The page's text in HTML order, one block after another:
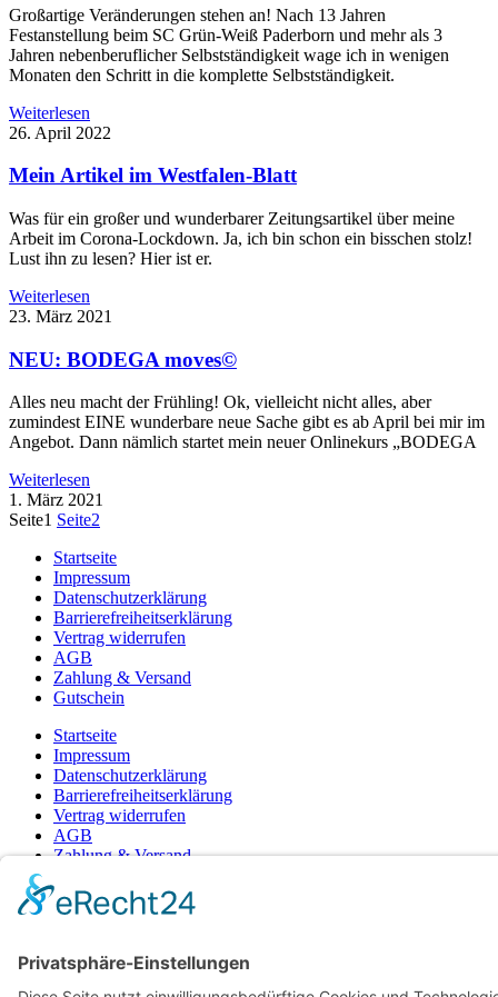
Großartige Veränderungen stehen an! Nach 13 Jahren
Festanstellung beim SC Grün-Weiß Paderborn und mehr als 3
Jahren nebenberuflicher Selbstständigkeit wage ich in wenigen
Monaten den Schritt in die komplette Selbstständigkeit.
Weiterlesen
26. April 2022
Mein Artikel im Westfalen-Blatt
Was für ein großer und wunderbarer Zeitungsartikel über meine
Arbeit im Corona-Lockdown. Ja, ich bin schon ein bisschen stolz!
Lust ihn zu lesen? Hier ist er.
Weiterlesen
23. März 2021
NEU: BODEGA moves©
Alles neu macht der Frühling! Ok, vielleicht nicht alles, aber
zumindest EINE wunderbare neue Sache gibt es ab April bei mir im
Angebot. Dann nämlich startet mein neuer Onlinekurs „BODEGA
Weiterlesen
1. März 2021
Seite1 Seite2
Startseite
Impressum
Datenschutzerklärung
Barrierefreiheitserklärung
Vertrag widerrufen
AGB
Zahlung & Versand
Gutschein
Startseite
Impressum
Datenschutzerklärung
Barrierefreiheitserklärung
Vertrag widerrufen
AGB
Zahlung & Versand
© 2026Bauchwärts Paderborn